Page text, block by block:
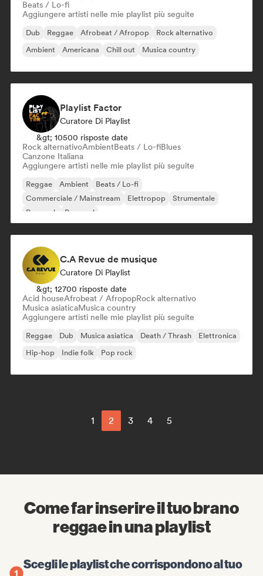
Beats / Lo-fi
Aggiungere artisti nelle mie playlist più seguite
Dub Reggae Afrobeat / Afropop
Rock alternativo
Ambient
Americana Chill out Musica country
Playlist Factor
Curatore Di Playlist
&gt; 10500 risposte date
Rock alternativoAmbientBeats / Lo-fiBlues
Canzone Italiana
Aggiungere artisti nelle mie playlist più seguite
Reggae Ambient
Beats / Lo-fi
Commerciale / Mainstream
Elettropop
Strumentale
Pop rock
Pop soul
C.A Revue de musique
Curatore Di Playlist
&gt; 12700 risposte date
Acid houseAfrobeat / AfropopRock alternativo
Musica asiaticaMusica country
Aggiungere artisti nelle mie playlist più seguite
Reggae Dub Musica asiatica Death / Thrash
Elettronica
Hip-hop
Indie folk Pop rock
1 2 3 4 5
Come far inserire il tuo brano
reggae in una playlist
Scegli le playlist che corrispondono al tuo